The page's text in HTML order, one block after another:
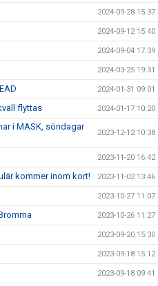
2024-09-28 15:37
2024-09-12 15:40
2024-09-04 17:39
2024-03-25 19:31
2024-01-31 09:01
flyttas 2024-01-17 10:20
i MASK, söndagar
2023-12-12 10:38
2023-11-20 16:42
kommer inom kort! 2023-11-02 13:46
2023-10-27 11:07
2023-10-26 11:27
2023-09-20 15:30
2023-09-18 15:12
2023-09-18 09:41